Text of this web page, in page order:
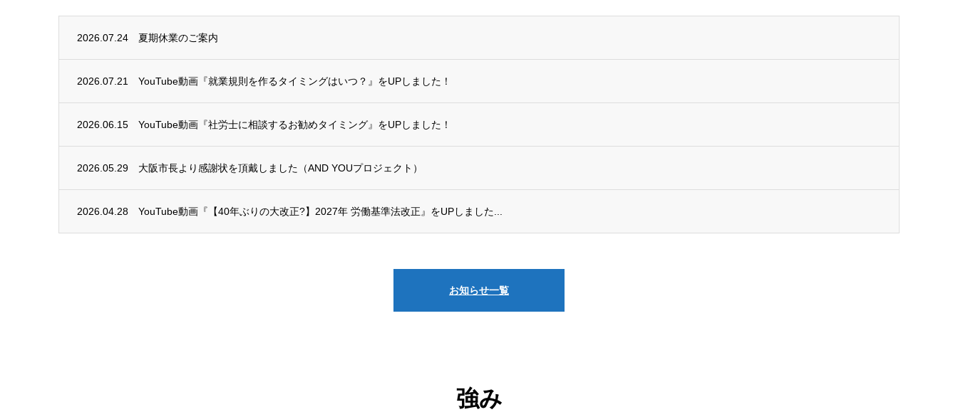
2026.07.24 夏期休業のご案内
2026.07.21 YouTube動画『就業規則を作るタイミングはいつ？』をUPしました！
2026.06.15 YouTube動画『社労士に相談するお勧めタイミング』をUPしました！
2026.05.29 大阪市長より感謝状を頂戴しました（AND YOUプロジェクト）
2026.04.28 YouTube動画『【40年ぶりの大改正?】2027年 労働基準法改正』をUPしました...
お知らせ一覧
強み